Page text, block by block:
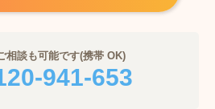
相談も可能です(携帯 OK)
941-653